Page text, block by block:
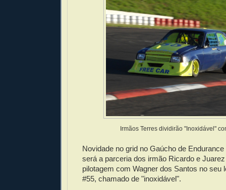
Irmãos Terres dividirão "Inoxidável"
Novidade no grid no Gaúcho de
será a parceria dos irmão Ricardo e
pilotagem com Wagner dos Santos no seu
#55, chamado de "inoxidável".